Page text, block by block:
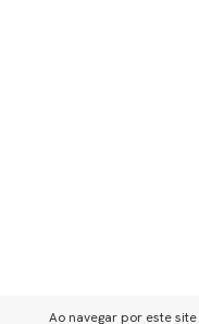
Ao navegar por este site